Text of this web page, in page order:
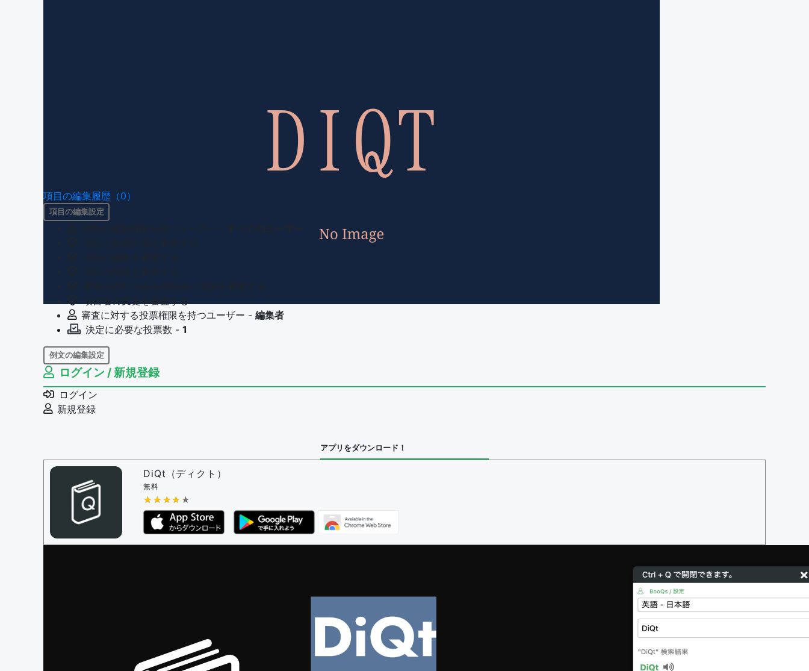
項目の編集履歴（0）
項目の編集設定
審査に対する投票権限を持つユーザー - 編集者
決定に必要な投票数 - 1
例文の編集設定
例文の編集権限を持つユーザー -
例文の削除を審査する
審査に対する投票権限を持つユーザー -
決定に必要な投票数 -
問題の編集権限を持つユーザー -すべてのユーザー
審査に対する投票権限を持つユーザー -
決定に必要な投票数 -
編集ガイドライン
ログイン / 新規登録
ログイン
新規登録
アプリをダウンロード！
DiQt（ディクト）
無料
★★★★★
★★★★★